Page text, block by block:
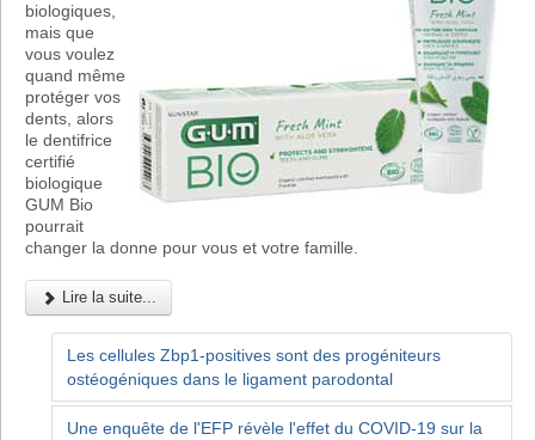
biologiques,
mais que
vous voulez
quand même
protéger vos
dents, alors
le dentifrice
certifié
biologique
GUM Bio
pourrait
changer la donne pour vous et votre famille.
Lire la suite...
Les cellules Zbp1-positives sont des progéniteurs
ostéogéniques dans le ligament parodontal
Une enquête de l'EFP révèle l'effet du COVID-19 sur la